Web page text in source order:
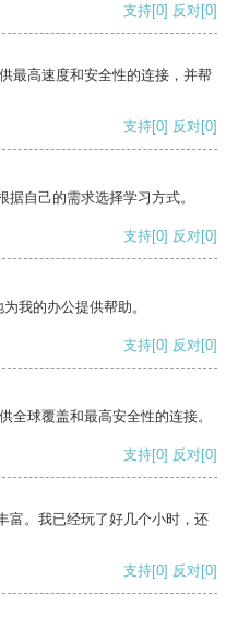
支持[0] 反对[0]
最高速度和安全性的连接，并帮
支持[0] 反对[0]
自己的需求选择学习方式。
支持[0] 反对[0]
我的办公提供帮助。
支持[0] 反对[0]
全球覆盖和最高安全性的连接。
支持[0] 反对[0]
富。我已经玩了好几个小时，还
支持[0] 反对[0]